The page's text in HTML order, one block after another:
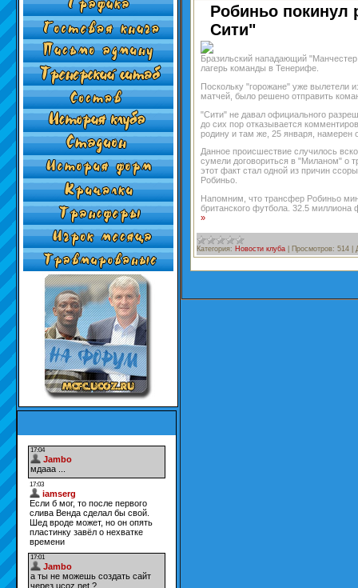
Робиньо покинул
Сити"
Бразильский нападающий
лагерь команды в Тенерифе.
Поскольку "горожане" уже вылетели
матчей, было решено отправить
"Сити" не давал официального
до сих пор отказывается
родину и там же, 25 января, намерен
Данное происшествие случилось
сумели договориться в "Миланом" о
этот факт стал одной из причин
Робиньо.
Напомним, что трансфер Робиньо
британского футбола. 32.5
»
Категория: Новости клуба Просмотров: 514